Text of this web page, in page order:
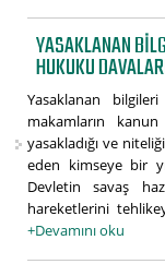
YASAKLANAN
HUKUKU
Yasaklanan
makamların
yasakladığı ve
eden kimseye bir
Devletin savaş
hareketlerini
+Devamını oku